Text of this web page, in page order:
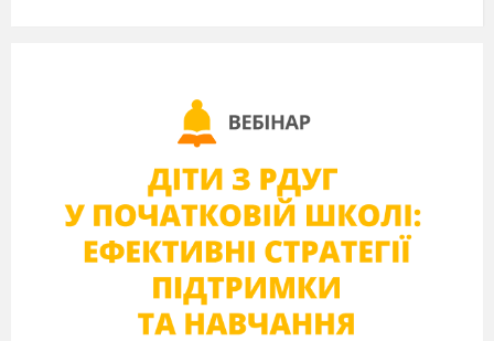
формуються найтонші структури мозку. А майбутнім
таткові й матусі особливо важливо знати, що зв'язок
Що ж відбувається після народження?
Повідомлення теми уроку, постановка мети й
завдань уроку
Сьогодні ми познайомимося з особливостями
ембріонального та постембріонального розвитку
людини, узагальнимо знання про регуляторні механізми
росту, розвитку, старіння, установимо закономірності